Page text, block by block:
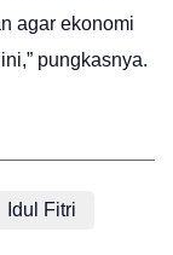
agar ekonomi
pungkasnya.
Idul Fitri